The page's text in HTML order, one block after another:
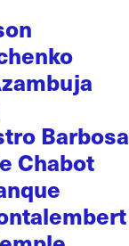
Barbosa
Chabot